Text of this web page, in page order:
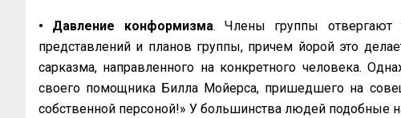
• Давление конформизма. Члены группы отвергают
представлений и планов группы, причем йорой это
сарказма, направленного на конкретного человека.
своего помощника Билла Мойерса, пришедшего на
собственной персоной!» У большинства людей подобные